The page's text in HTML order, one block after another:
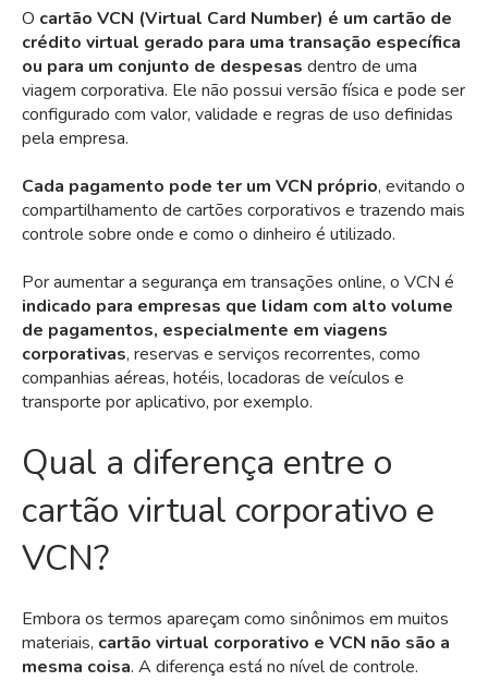
O cartão VCN (Virtual Card Number) é um cartão de
crédito virtual gerado para uma transação específica
ou para um conjunto de despesas dentro de uma
viagem corporativa. Ele não possui versão física e pode ser
configurado com valor, validade e regras de uso definidas
pela empresa.
Cada pagamento pode ter um VCN próprio, evitando o
compartilhamento de cartões corporativos e trazendo mais
controle sobre onde e como o dinheiro é utilizado.
Por aumentar a segurança em transações online, o VCN é
indicado para empresas que lidam com alto volume
de pagamentos, especialmente em viagens
corporativas, reservas e serviços recorrentes, como
companhias aéreas, hotéis, locadoras de veículos e
transporte por aplicativo, por exemplo.
Qual a diferença entre o
cartão virtual corporativo e
VCN?
Embora os termos apareçam como sinônimos em muitos
materiais, cartão virtual corporativo e VCN não são a
mesma coisa. A diferença está no nível de controle.